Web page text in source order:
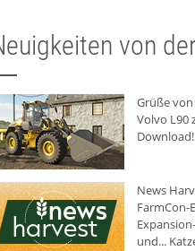
von
Grüße
Volvo L90
Download!
News
FarmCon-
und...